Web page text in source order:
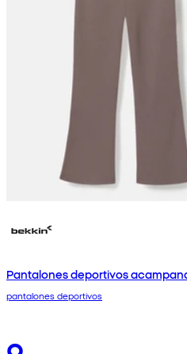
Pantalones deportivos
pantalones deportivos